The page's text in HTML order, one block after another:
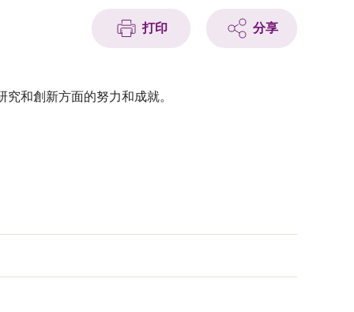
打印 分享
和創新方面的努力和成就。